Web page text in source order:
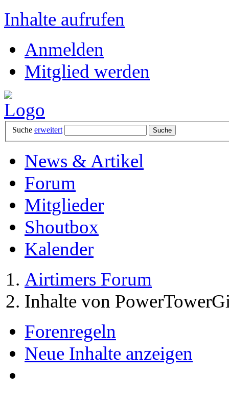
Inhalte aufrufen
Anmelden
Mitglied werden
Suche erweitert
News & Artikel
Forum
Mitglieder
Shoutbox
Kalender
Airtimers Forum
Inhalte von
Forenregeln
Neue Inhalte anzeigen